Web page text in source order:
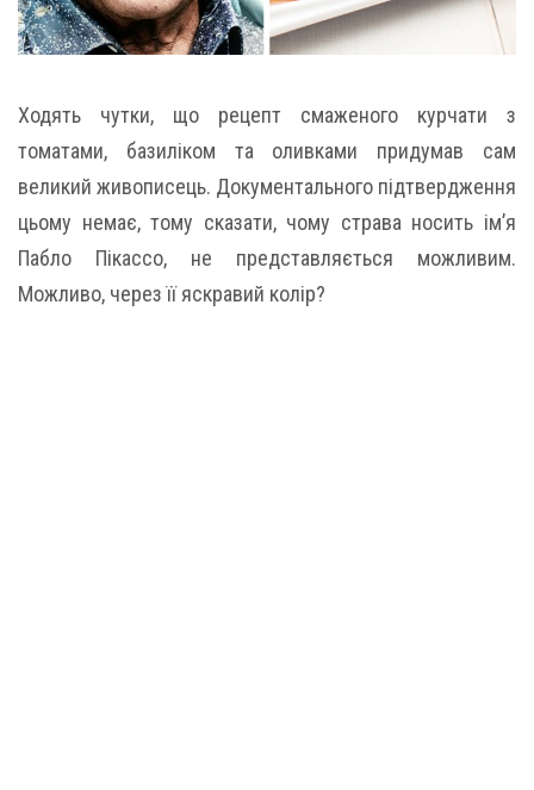
Ходять чутки, що рецепт смаженого курчати з
томатами, базиліком та оливками придумав сам
великий живописець. Документального підтвердження
цьому немає, тому сказати, чому страва носить ім’я
Пабло Пікассо, не представляється можливим.
Можливо, через її яскравий колір?